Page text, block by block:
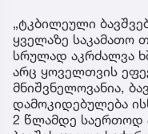
„ტკბილეული
ყველაზე საკამათო
სრულად აკრძალვა
არც ყოველთვის
მნიშვნელოვანია,
დამოკიდებულება
2 წლამდე საერთოდ